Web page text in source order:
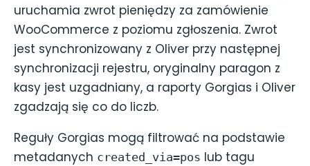
uruchamia zwrot pieniędzy za zamówienie
WooCommerce z poziomu zgłoszenia. Zwrot
jest synchronizowany z Oliver przy następnej
synchronizacji rejestru, oryginalny paragon z
kasy jest uzgadniany, a raporty Gorgias i Oliver
zgadzają się co do liczb.
Reguły Gorgias mogą filtrować na podstawie
metadanych created_via=pos lub tagu